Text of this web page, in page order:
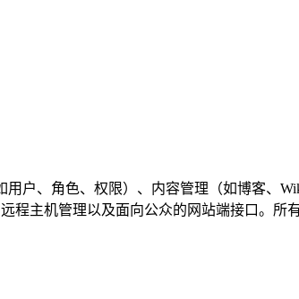
户、角色、权限）、内容管理（如博客、
程主机管理以及面向公众的网站端接口。所